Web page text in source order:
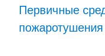
Первичные
пожаротушения